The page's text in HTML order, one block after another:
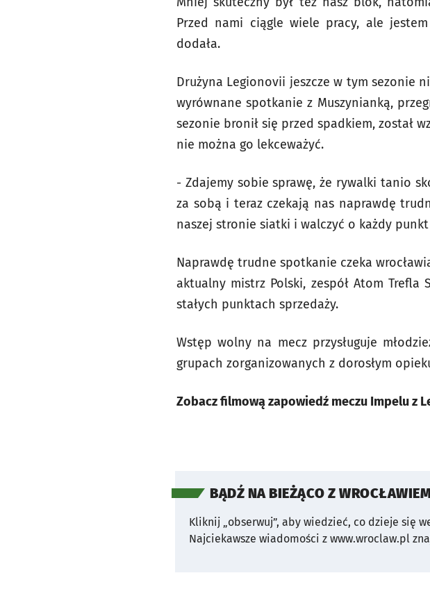
Przed nami ciągle wiele pracy, ale
dodała.
Drużyna Legionovii jeszcze w tym sezonie
wyrównane spotkanie z Muszynianką,
sezonie bronił się przed spadkiem, został
nie można go lekceważyć.
- Zdajemy sobie sprawę, że rywalki tanio
za sobą i teraz czekają nas naprawdę
naszej stronie siatki i walczyć o każdy
Naprawdę trudne spotkanie czeka
aktualny mistrz Polski, zespół Atom
stałych punktach sprzedaży.
Wstęp wolny na mecz przysługuje
grupach zorganizowanych z dorosłym
Zobacz filmową zapowiedź meczu Impelu z
BĄDŹ NA BIEŻĄCO Z
Kliknij „obserwuj”, aby wiedzieć, co dzieje się
Najciekawsze wiadomości z www.wroclaw.pl